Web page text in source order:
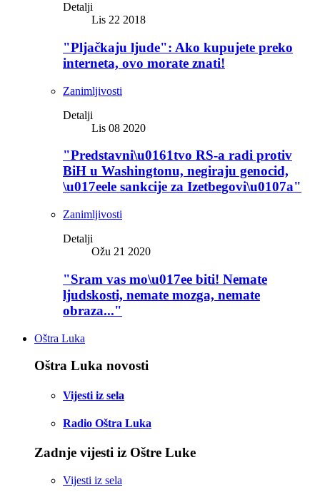
Detalji
Lis 22 2018
"Pljačkaju ljude": Ako kupujete preko
interneta, ovo morate znati!
Zanimljivosti
Detalji
Lis 08 2020
"Predstavni\u0161tvo RS-a radi protiv
BiH u Washingtonu, negiraju genocid,
\u017eele sankcije za Izetbegovi\u0107a"
Zanimljivosti
Detalji
Ožu 21 2020
"Sram vas mo\u017ee biti! Nemate
ljudskosti, nemate mozga, nemate
obraza..."
Oštra Luka
Oštra Luka novosti
Vijesti iz sela
Radio Oštra Luka
Zadnje vijesti iz Oštre Luke
Vijesti iz sela